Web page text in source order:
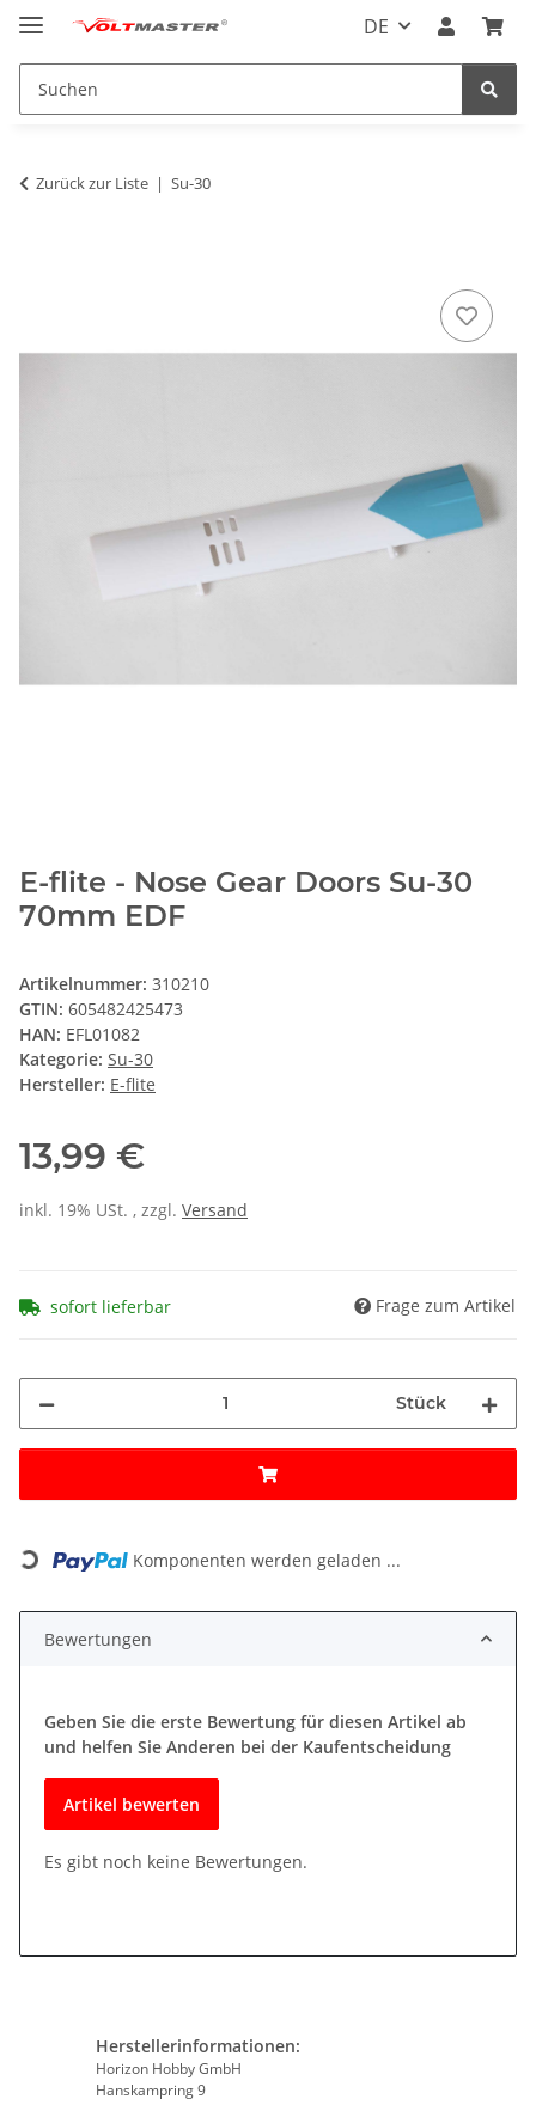
DE
Zurück zur Liste Su-30
E-flite - Nose Gear Doors Su-30
70mm EDF
Artikelnummer: 310210
GTIN: 605482425473
HAN: EFL01082
Kategorie: Su-30
Hersteller: E-flite
13,99 €
inkl. 19% USt. , zzgl. Versand
sofort lieferbar Frage zum Artikel
Stück
Loading... Komponenten werden geladen ...
Bewertungen
Geben Sie die erste Bewertung für diesen Artikel ab
und helfen Sie Anderen bei der Kaufentscheidung
Artikel bewerten
Es gibt noch keine Bewertungen.
Herstellerinformationen:
Horizon Hobby GmbH
Hanskampring 9